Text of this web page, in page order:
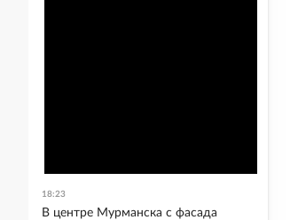
18:23
В центре Мурманска с фасада